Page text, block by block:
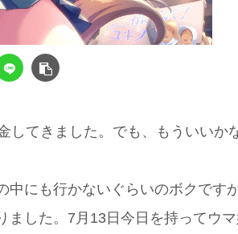
してきました。でも、もういいか
中にも行かないぐらいのボクです
ました。7月13日今日を持ってウマ